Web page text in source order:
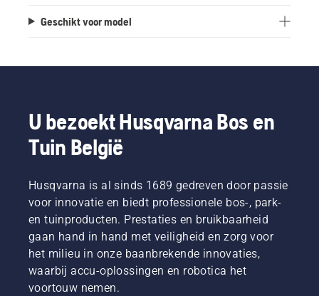
Geschikt voor model
U bezoekt Husqvarna Bos en
Tuin België
Husqvarna is al sinds 1689 gedreven door passie
voor innovatie en biedt professionele bos-, park-
en tuinproducten. Prestaties en bruikbaarheid
gaan hand in hand met veiligheid en zorg voor
het milieu in onze baanbrekende innovaties,
waarbij accu-oplossingen en robotica het
voortouw nemen.